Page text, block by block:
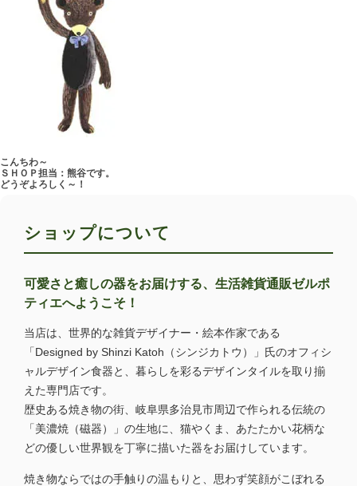
こんちわ～
ＳＨＯＰ担当：熊谷です。
どうぞよろしく～！
ショップについて
可愛さと癒しの器をお届けする、生活雑貨通販ゼルポ
ティエへようこそ！
当店は、世界的な雑貨デザイナー・絵本作家である
「Designed by Shinzi Katoh（シンジカトウ）」氏のオフィシ
ャルデザイン食器と、暮らしを彩るデザインタイルを取り揃
えた専門店です。
歴史ある焼き物の街、岐阜県多治見市周辺で作られる伝統の
「美濃焼（磁器）」の生地に、猫やくま、あたたかい花柄な
どの優しい世界観を丁寧に描いた器をお届けしています。
焼き物ならではの手触りの温もりと、思わず笑顔がこぼれる